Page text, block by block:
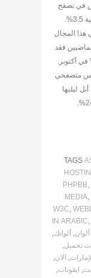
في تصفح
المجال
فقد
أن حوالي 25.2% من متصفحي
ليليها
TAGS
PHPBB,
MEDIA,
W3C,
IN ARABIC,
ألوان, ألوانك,
تحميل,
الإمارات, الان,
, ايقونات,